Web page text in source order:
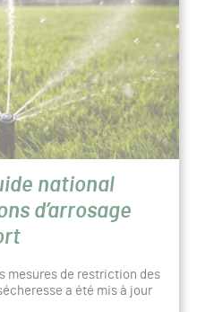
national
d’arrosage
mesures de restriction des
a été mis à jour